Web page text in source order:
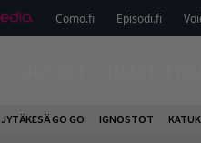
Como.fi Episodi.fi
JYTÄKESÄ GO GO IGNOSTOT